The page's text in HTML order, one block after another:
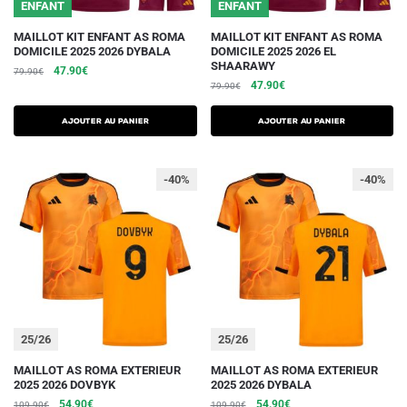
produit
produit
ENFANT
MAILLOT KIT ENFANT AS ROMA
DOMICILE 2025 2026 DYBALA
79.90€
Le
initial
était :
79.90€.
47.90€Le
actuel
est :
47.90€.
AJOUTER AU PANIER
Ce
produit
a
variations.
peuvent
être
choisies
produit
ENFANT
MAILLOT KIT ENFANT AS ROMA
DOMICILE 2025 2026 EL
SHAARAWY
79.90€
Le
initial
était :
47.90€Le
actuel
est :
AJOUTER AU PANIER
Ce
produit
a
variations.
peuvent
être
choisies
produit
25/26
-40%
MAILLOT AS ROMA EXTERIEUR
2025 2026 DOVBYK
109.90€
Le
54.90€Le
Ce
produit
25/26
-40%
MAILLOT AS ROMA EXTERIEUR
2025 2026 DYBALA
109.90€
Le
54.90€Le
Ce
produit